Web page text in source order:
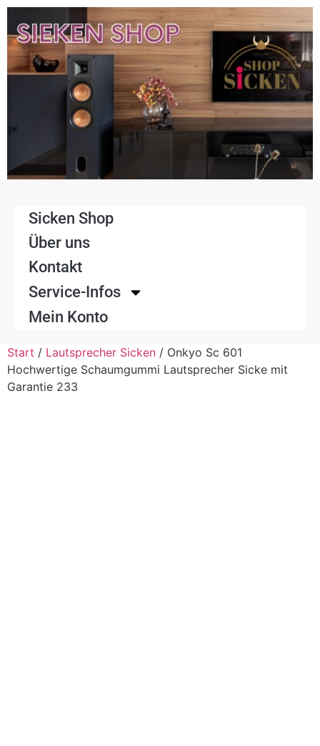
Sicken Shop
Über uns
Kontakt
Service-Infos
Mein Konto
Start / Lautsprecher Sicken / Onkyo Sc 601
Hochwertige Schaumgummi Lautsprecher Sicke mit
Garantie 233